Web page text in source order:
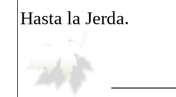
Hasta la Jerda.